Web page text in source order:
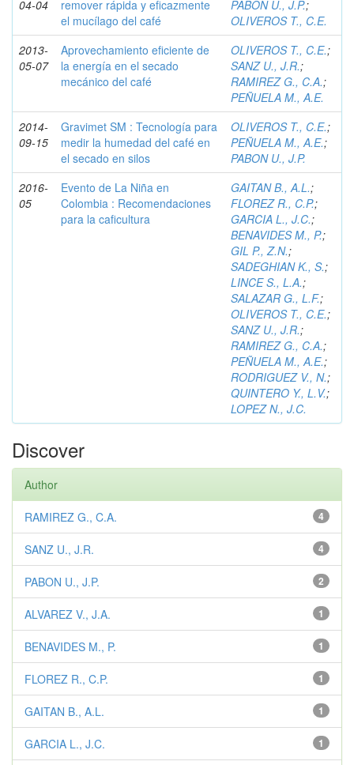
04-04
remover rápida y eficazmente
el mucílago del café
PABON U., J.P.;
OLIVEROS T., C.E.
2013-
05-07
Aprovechamiento eficiente de
la energía en el secado
mecánico del café
OLIVEROS T., C.E.;
SANZ U., J.R.;
RAMIREZ G., C.A.;
PEÑUELA M., A.E.
2014-
09-15
Gravimet SM : Tecnología para
medir la humedad del café en
el secado en silos
OLIVEROS T., C.E.;
PEÑUELA M., A.E.;
PABON U., J.P.
2016-
05
Evento de La Niña en
Colombia : Recomendaciones
para la caficultura
GAITAN B., A.L.;
FLOREZ R., C.P.;
GARCIA L., J.C.;
BENAVIDES M., P.;
GIL P., Z.N.;
SADEGHIAN K., S.;
LINCE S., L.A.;
SALAZAR G., L.F.;
OLIVEROS T., C.E.;
SANZ U., J.R.;
RAMIREZ G., C.A.;
PEÑUELA M., A.E.;
RODRIGUEZ V., N.;
QUINTERO Y., L.V.;
LOPEZ N., J.C.
Discover
Author
4
RAMIREZ G., C.A.
4
SANZ U., J.R.
2
PABON U., J.P.
1
ALVAREZ V., J.A.
1
BENAVIDES M., P.
1
FLOREZ R., C.P.
1
GAITAN B., A.L.
1
GARCIA L., J.C.